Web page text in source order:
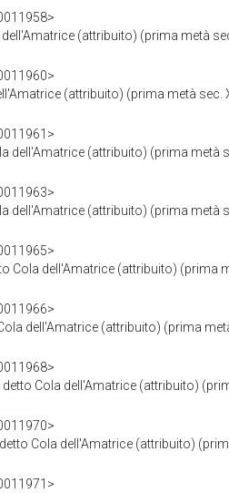
(attribuito) (prima metà
(attribuito) (prima metà sec.
dell'Amatrice (attribuito) (prima metà
dell'Amatrice (attribuito) (prima metà
Cola dell'Amatrice (attribuito) (prima
dell'Amatrice (attribuito) (prima
Cola dell'Amatrice (attribuito)
Cola dell'Amatrice (attribuito)